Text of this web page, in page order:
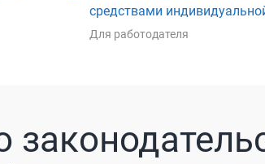
средствами
Для работодателя